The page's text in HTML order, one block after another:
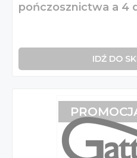
pończosznictwa a 4
IDŹ DO